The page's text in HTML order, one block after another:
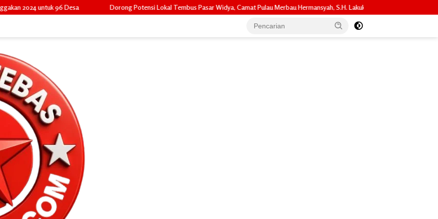
Dorong Potensi Lokal Tembus Pasar Widya, Camat Pulau Merbau Hermansyah, S.H. Lakukan Koordinasi Strategis Bersama Kadisperindag